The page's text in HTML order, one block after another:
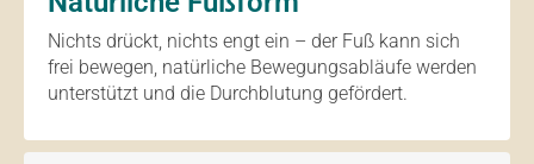
Nichts drückt, nichts engt ein – der Fuß kann sich
frei bewegen, natürliche Bewegungsabläufe werden
unterstützt und die Durchblutung gefördert.